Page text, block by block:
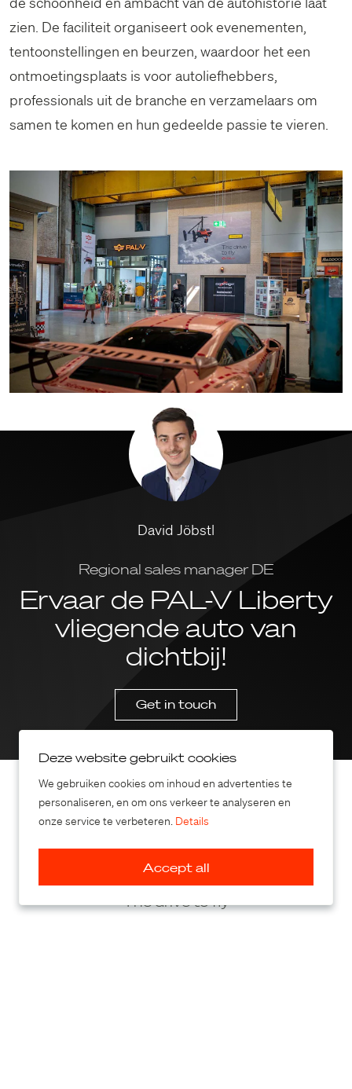
zien. De faciliteit organiseert ook evenementen,
tentoonstellingen en beurzen, waardoor het een
ontmoetingsplaats is voor autoliefhebbers,
professionals uit de branche en verzamelaars om
samen te komen en hun gedeelde passie te vieren.
David Jöbstl
Regional sales manager DE
Ervaar de PAL-V Liberty
vliegende auto van
dichtbij!
Get in touch
The drive to fly
Deze website gebruikt cookies
We gebruiken cookies om inhoud en advertenties te
personaliseren, en om ons verkeer te analyseren en
onze service te verbeteren. Details
Accept all